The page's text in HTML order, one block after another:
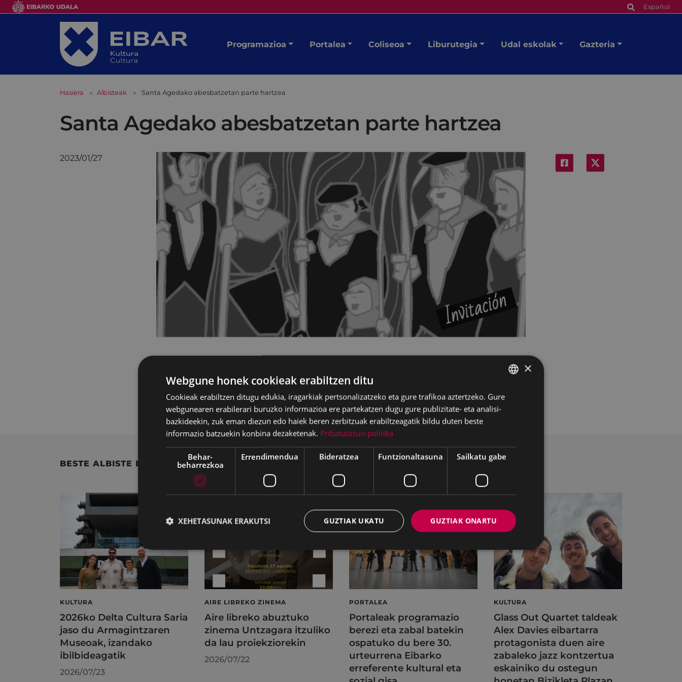
Español
Programazioa Portalea Coliseoa Liburutegia Udal eskolak Gazteria
Hasiera Albisteak Santa Agedako abesbatzetan parte hartzea
Santa Agedako abesbatzetan parte hartzea
2023/01/27
Udal Musika Eskolak gonpidapena luzatu nahi die herritarrei, Santa Ageda bezperako
tradizioari jarraituz kalera abestera ateratzeko otsailaren 4an 19:30etik 21:00etara.
Entsegu irekia egingo da urtarrilaren 31n Musika Eskolan (PORTALEA - Bista Eder, 10) .
BESTE ALBISTE BATZUK
KULTURA
2026ko Delta Cultura Saria
jaso du Armagintzaren
Museoak, izandako
ibilbideagatik
2026/07/23
AIRE LIBREKO ZINEMA
Aire libreko abuztuko
zinema Untzagara itzuliko
da lau proiekziorekin
2026/07/22
PORTALEA
Portaleak programazio
berezi eta zabal batekin
ospatuko du bere 30.
urteurrena Eibarko
erreferente kultural eta
KULTURA
Glass Out Quartet taldeak
Alex Davies eibartarra
protagonista duen aire
zabaleko jazz kontzertua
eskainiko du ostegun
BASQUE
SPANISH
×
Webgune honek cookieak erabiltzen ditu
Cookieak erabiltzen ditugu edukia, iragarkiak pertsonalizatzeko eta gure trafikoa aztertzeko. Gure
webgunearen erabilerari buruzko informazioa ere partekatzen dugu gure publizitate- eta analisi-
bazkideekin, zuk eman diezun edo haiek beren zerbitzuak erabiltzeagatik bildu duten beste
informazio batzuekin konbina dezaketenak. Pribatutasun-politika
Behar-
beharrezkoa
Errendimendua Bideratzea Funtzionaltasuna Sailkatu gabe
GUZTIAK ONARTU
GUZTIAK UKATU
XEHETASUNAK ERAKUTSI